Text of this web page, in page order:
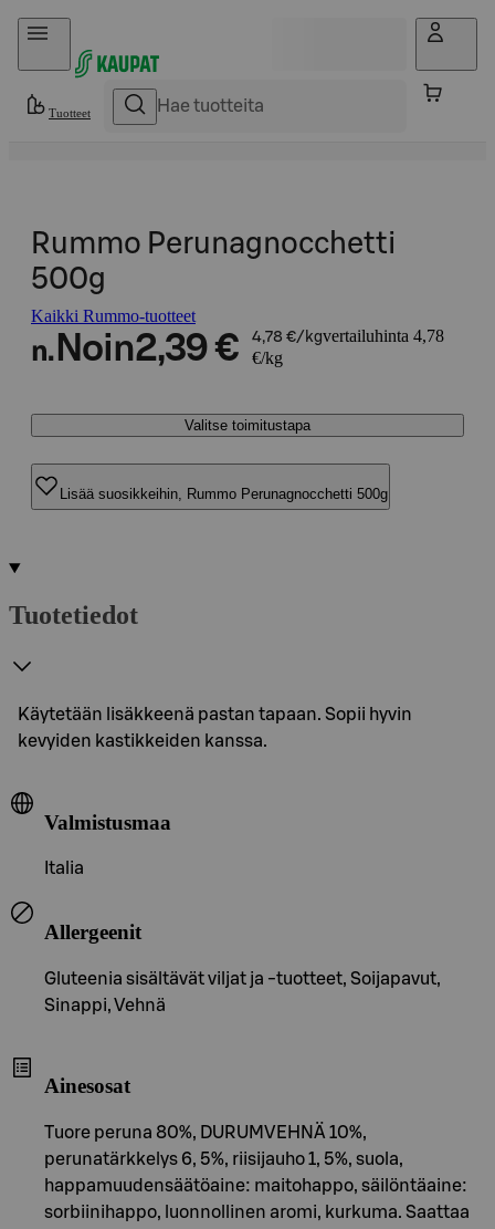
Hyppää sisältöön
Tuotteet
Rummo Perunagnocchetti
500g
Kaikki Rummo-tuotteet
n. Noin2,39 € 4,78 €/kgvertailuhinta 4,78
€/kg
Valitse toimitustapa
Lisää suosikkeihin, Rummo Perunagnocchetti 500g
Tuotetiedot
Käytetään lisäkkeenä pastan tapaan. Sopii hyvin
kevyiden kastikkeiden kanssa.
Valmistusmaa
Italia
Allergeenit
Gluteenia sisältävät viljat ja -tuotteet, Soijapavut,
Sinappi, Vehnä
Ainesosat
Tuore peruna 80%, DURUMVEHNÄ 10%,
perunatärkkelys 6, 5%, riisijauho 1, 5%, suola,
happamuudensäätöaine: maitohappo, säilöntäaine:
sorbiinihappo, luonnollinen aromi, kurkuma. Saattaa